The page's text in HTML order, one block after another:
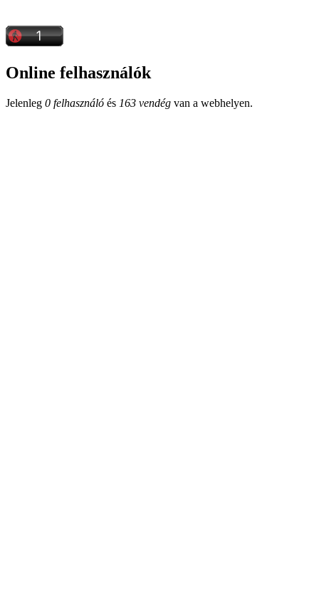
Online felhasználók
Jelenleg 0 felhasználó és 163 vendég van a webhelyen.